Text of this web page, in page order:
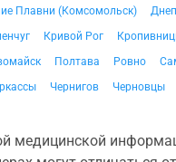
Плавни (Комсомольск)
Кривой Рог
Полтава Ровно
Чернигов Черновцы
медицинской